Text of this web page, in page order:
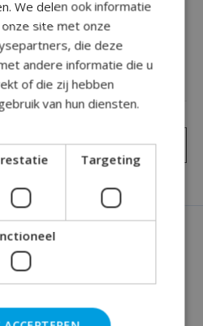
Je beoordeling toevoegen
We delen ook informatie
site met onze
die deze
andere informatie die u
of die zij hebben
van hun diensten.
Targeting